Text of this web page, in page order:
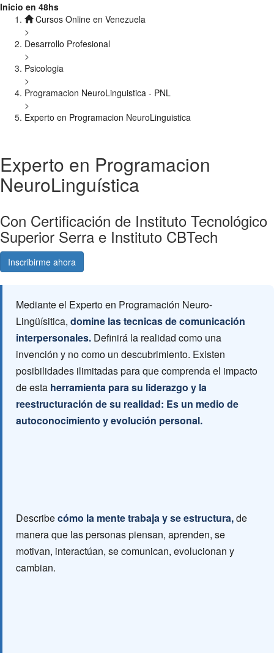
Inicio en 48hs
Cursos Online en Venezuela
>
Desarrollo Profesional
>
Psicologia
>
Programacion NeuroLinguistica - PNL
>
Experto en Programacion NeuroLinguistica
Experto en Programacion
NeuroLinguística
Con Certificación de Instituto Tecnológico
Superior Serra e Instituto CBTech
Inscribirme ahora
Mediante el Experto en Programación Neuro-
Lingüísitica, domine las tecnicas de comunicación
interpersonales. Definirá la realidad como una
invención y no como un descubrimiento. Existen
posibilidades ilimitadas para que comprenda el impacto
de esta herramienta para su liderazgo y la
reestructuración de su realidad: Es un medio de
autoconocimiento y evolución personal.
Describecómo la mente trabaja y se estructura,de
manera que las personas piensan, aprenden, se
motivan, interactúan, se comunican, evolucionan y
cambian.